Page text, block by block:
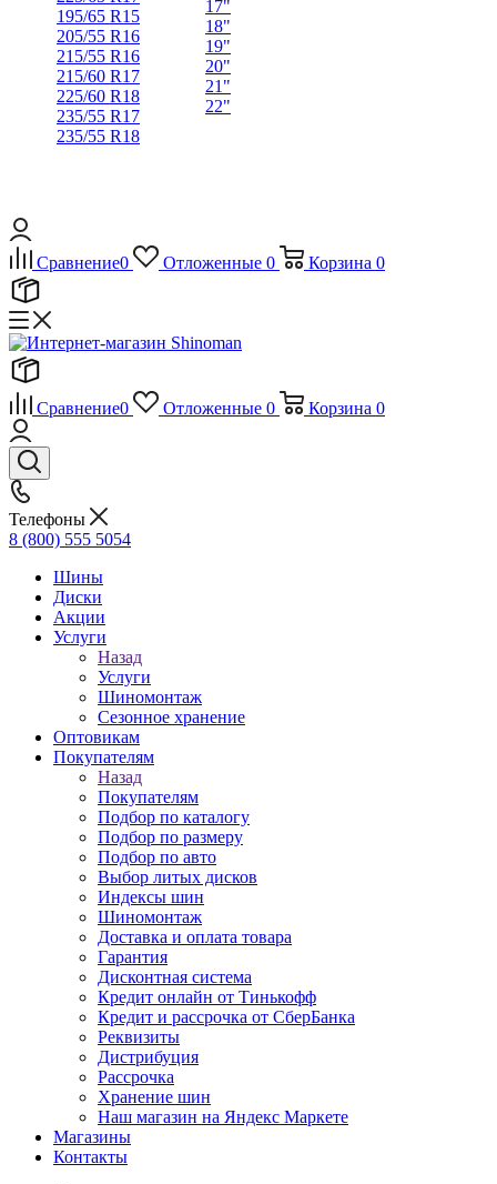
195/65 R15
205/55 R16
215/55 R16
215/60 R17
225/60 R18
235/55 R17
235/55 R18
17"
18"
19"
20"
21"
22"
Сравнение0 Отложенные 0 Корзина 0
Сравнение0 Отложенные 0 Корзина 0
Телефоны
8 (800) 555 5054
Шины
Диски
Акции
Услуги
Назад
Услуги
Шиномонтаж
Сезонное хранение
Оптовикам
Покупателям
Назад
Покупателям
Подбор по каталогу
Подбор по размеру
Подбор по авто
Выбор литых дисков
Индексы шин
Шиномонтаж
Доставка и оплата товара
Гарантия
Дисконтная система
Кредит онлайн от Тинькофф
Кредит и рассрочка от СберБанка
Реквизиты
Дистрибуция
Рассрочка
Хранение шин
Наш магазин на Яндекс Маркете
Магазины
Контакты